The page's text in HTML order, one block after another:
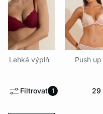
Lehká výplň Push up
Filtrovat 1 29